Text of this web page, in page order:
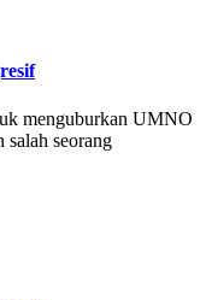
menguburkan UMNO
salah seorang